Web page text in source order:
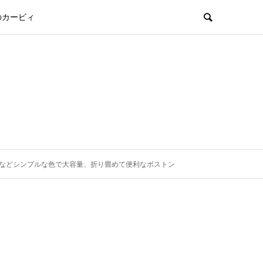
ービィ
シンプルな色で大容量、折り畳めて便利なボストン